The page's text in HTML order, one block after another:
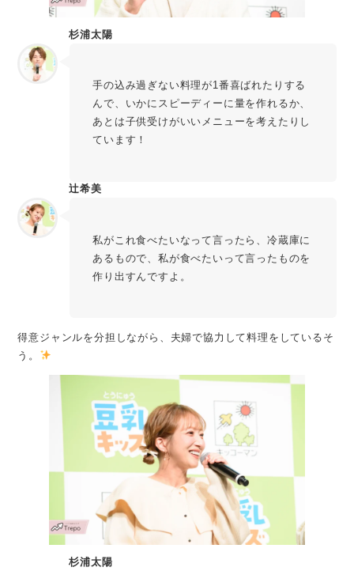
杉浦太陽
手の込み過ぎない料理が1番喜ばれたりする
んで、いかにスピーディーに量を作れるか、
あとは子供受けがいいメニューを考えたりし
ています！
辻󠄀希美
私がこれ食べたいなって言ったら、冷蔵庫に
あるもので、私が食べたいって言ったものを
作り出すんですよ。
得意ジャンルを分担しながら、夫婦で協力して料理をしているそ
う。
杉浦太陽